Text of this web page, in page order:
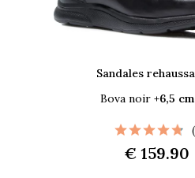
Sandales
Bova noir +6,5 cm
€ 159.90